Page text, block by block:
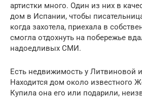
артистки много. Один из них в
дом в Испании, чтобы
когда захотела, приехала в
смогла отдохнуть на побережье
надоедливых СМИ.
Есть недвижимость у Литвиновой
Находится дом около известного
Купила она его или подарили,